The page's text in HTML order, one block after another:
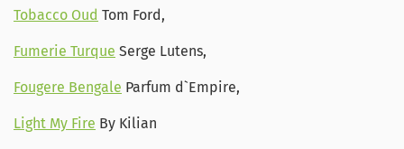
Tobacco Oud Tom Ford,
Fumerie Turque Serge Lutens,
Fougere Bengale Parfum d`Empire,
Light My Fire By Kilian